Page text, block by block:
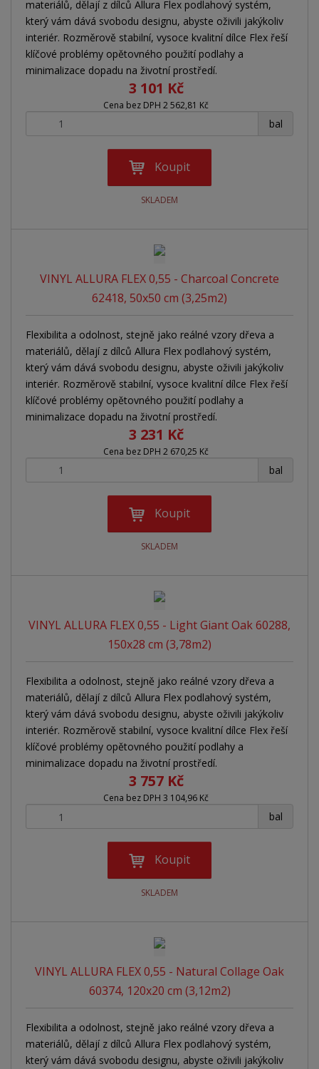
materiálů, dělají z dílců Allura Flex podlahový systém,
který vám dává svobodu designu, abyste oživili jakýkoliv
interiér. Rozměrově stabilní, vysoce kvalitní dílce Flex řeší
klíčové problémy opětovného použití podlahy a
minimalizace dopadu na životní prostředí.
3 101 Kč
Cena bez DPH 2 562,81 Kč
bal
+ -
Koupit
SKLADEM
VINYL ALLURA FLEX 0,55 - Charcoal Concrete
62418, 50x50 cm (3,25m2)
Flexibilita a odolnost, stejně jako reálné vzory dřeva a
materiálů, dělají z dílců Allura Flex podlahový systém,
který vám dává svobodu designu, abyste oživili jakýkoliv
interiér. Rozměrově stabilní, vysoce kvalitní dílce Flex řeší
klíčové problémy opětovného použití podlahy a
minimalizace dopadu na životní prostředí.
3 231 Kč
Cena bez DPH 2 670,25 Kč
bal
+ -
Koupit
SKLADEM
VINYL ALLURA FLEX 0,55 - Light Giant Oak 60288,
150x28 cm (3,78m2)
Flexibilita a odolnost, stejně jako reálné vzory dřeva a
materiálů, dělají z dílců Allura Flex podlahový systém,
který vám dává svobodu designu, abyste oživili jakýkoliv
interiér. Rozměrově stabilní, vysoce kvalitní dílce Flex řeší
klíčové problémy opětovného použití podlahy a
minimalizace dopadu na životní prostředí.
3 757 Kč
Cena bez DPH 3 104,96 Kč
bal
+ -
Koupit
SKLADEM
VINYL ALLURA FLEX 0,55 - Natural Collage Oak
60374, 120x20 cm (3,12m2)
Flexibilita a odolnost, stejně jako reálné vzory dřeva a
materiálů, dělají z dílců Allura Flex podlahový systém,
který vám dává svobodu designu, abyste oživili jakýkoliv